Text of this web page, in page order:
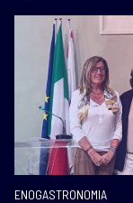
ENOGASTRONOMIA